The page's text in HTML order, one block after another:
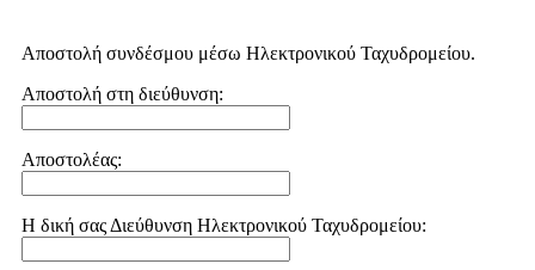
Αποστολή συνδέσμου μέσω Ηλεκτρονικού Ταχυδρομείου.
Αποστολή στη διεύθυνση:
Αποστολέας:
Η δική σας Διεύθυνση Ηλεκτρονικού Ταχυδρομείου: